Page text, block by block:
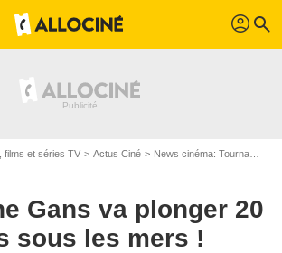
profil search
films et séries TV Actus Ciné News cinéma: Tournages
Gans va plonger 20
sous les mers !